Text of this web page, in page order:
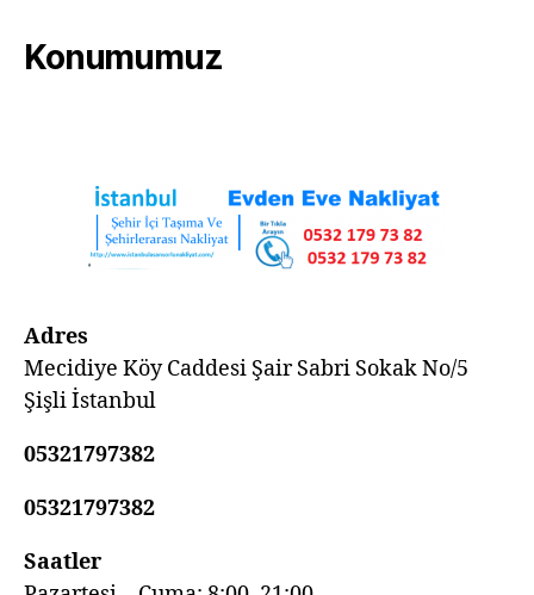
Konumumuz
Adres
Mecidiye Köy Caddesi Şair Sabri Sokak No/5
Şişli İstanbul
05321797382
05321797382
Saatler